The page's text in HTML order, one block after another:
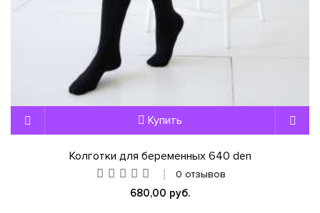
Купить
Колготки для беременных 640 den
0 отзывов
680,00 руб.